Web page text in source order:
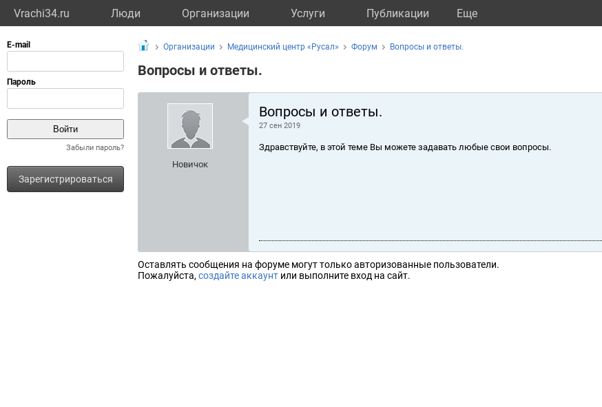
Vrachi34.ru Люди Организации Услуги Публикации Eще
Забыли пароль?
Зарегистрироваться
Организации Медицинский центр «Русал» Форум Вопросы и ответы.
Вопросы и ответы.
Новичок
Вопросы и ответы.
27 сен 2019
Здравствуйте, в этой теме Вы можете задавать любые свои вопросы.
Оставлять сообщения на форуме могут только авторизованные пользователи.
Пожалуйста, создайте аккаунт или выполните вход на сайт.